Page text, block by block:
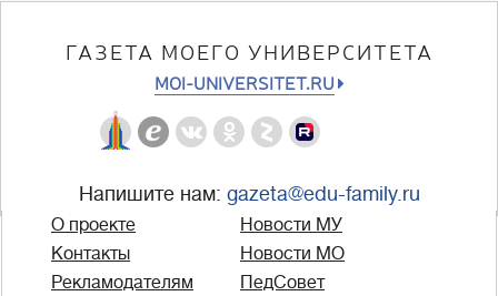
ГАЗЕТА МОЕГО УНИВЕРСИТЕТА
MOI-UNIVERSITET.RU
Напишите нам: gazeta@edu-family.ru
О проекте
Контакты
Рекламодателям
Новости МУ
Новости МО
ПедСовет